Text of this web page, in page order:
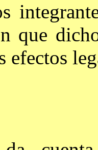
que
efectos